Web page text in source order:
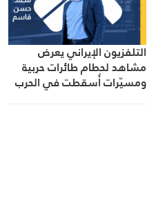
التلفزيون الإيراني يعرض
مشاهد لحطام طائرات حربية
ومسيّرات أُسقطت في الحرب